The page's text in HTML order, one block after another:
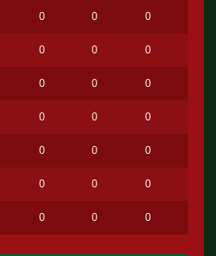
0 0 0
0 0 0
0 0 0
0 0 0
0 0 0
0 0 0
0 0 0